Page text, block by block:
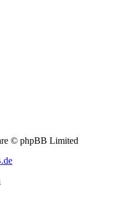
© phpBB Limited